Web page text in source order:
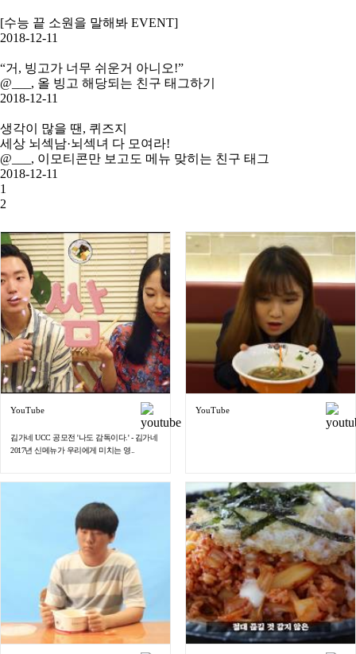
[수능 끝 소원을 말해봐 EVENT]
2018-12-11
“거, 빙고가 너무 쉬운거 아니오!”
@___, 올 빙고 해당되는 친구 태그하기
2018-12-11
생각이 많을 땐, 퀴즈지
세상 뇌섹남·뇌섹녀 다 모여라!
@___, 이모티콘만 보고도 메뉴 맞히는 친구 태그
2018-12-11
1
2
YouTube
김가네 UCC 공모전 '나도 감독이다.' - 김가네
2017년 신메뉴가 우리에게 미치는 영..
YouTube